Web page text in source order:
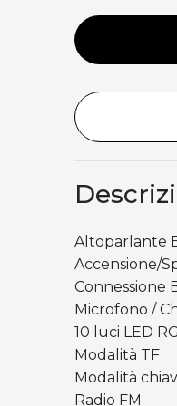
Altoparlante
Accensione/
Connessione
Microfono /
10 luci LED
Modalità TF
Modalità
Radio FM